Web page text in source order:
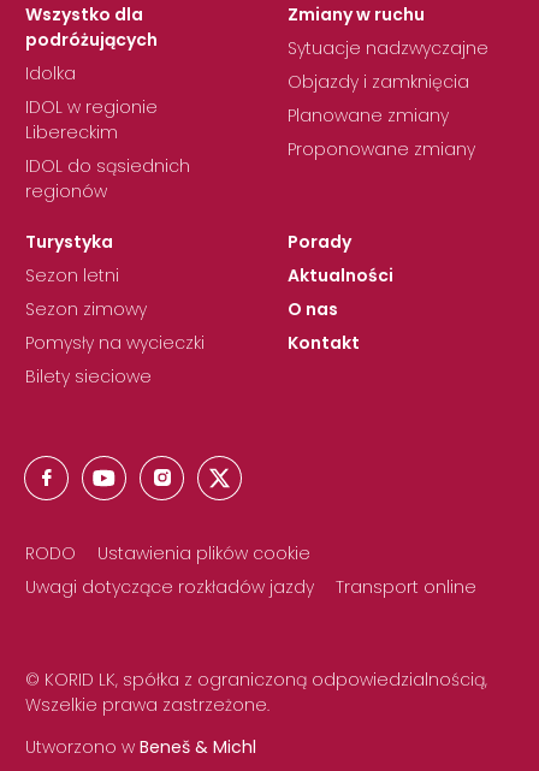
Wszystko dla
podróżujących
Idolka
IDOL w regionie
Libereckim
IDOL do sąsiednich
regionów
Zmiany w ruchu
Sytuacje nadzwyczajne
Objazdy i zamknięcia
Planowane zmiany
Proponowane zmiany
Turystyka
Sezon letni
Sezon zimowy
Pomysły na wycieczki
Bilety sieciowe
Porady
Aktualności
O nas
Kontakt
RODO
Ustawienia plików cookie
Uwagi dotyczące rozkładów jazdy
Transport online
© KORID LK, spółka z ograniczoną odpowiedzialnością,
Wszelkie prawa zastrzeżone.
Utworzono w Beneš & Michl